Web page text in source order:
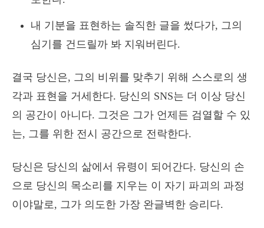
내 기분을 표현하는 솔직한 글을 썼다가, 그의
심기를 건드릴까 봐 지워버린다.
결국 당신은, 그의 비위를 맞추기 위해 스스로의 생
각과 표현을 거세한다. 당신의 SNS는 더 이상 당신
의 공간이 아니다. 그것은 그가 언제든 검열할 수 있
는, 그를 위한 전시 공간으로 전락한다.
당신은 당신의 삶에서 유령이 되어간다. 당신의 손
으로 당신의 목소리를 지우는 이 자기 파괴의 과정
이야말로, 그가 의도한 가장 완글벽한 승리다.